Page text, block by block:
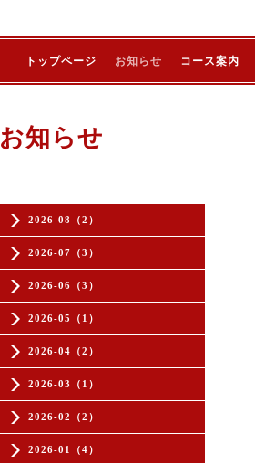
トップページ お知らせ コース案内
2026-08（2）
2026-07（3）
2026-06（3）
2026-05（1）
2026-04（2）
2026-03（1）
2026-02（2）
2026-01（4）
お知らせ